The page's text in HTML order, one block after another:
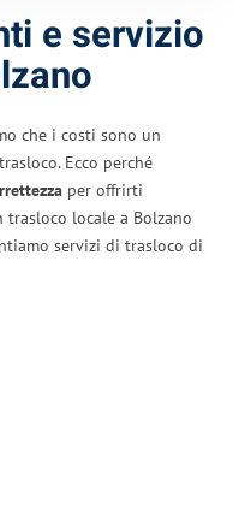
e servizio
che i costi sono un
Ecco perché
per offrirti
locale a Bolzano
servizi di trasloco di